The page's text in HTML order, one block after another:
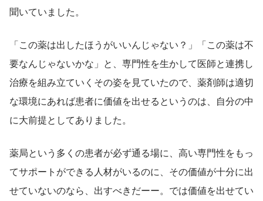
聞いていました。
「この薬は出したほうがいいんじゃない？」「この薬は不
要なんじゃないかな」と、専門性を生かして医師と連携し
治療を組み立ていくその姿を見ていたので、薬剤師は適切
な環境にあれば患者に価値を出せるというのは、自分の中
に大前提としてありました。
薬局という多くの患者が必ず通る場に、高い専門性をもっ
てサポートができる人材がいるのに、その価値が十分に出
せていないのなら、出すべきだーー。では価値を出せてい